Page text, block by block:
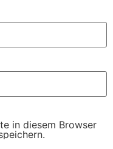
in diesem Browser